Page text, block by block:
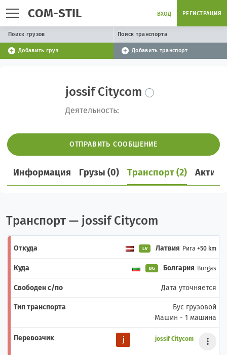
COM-STIL ВХОД РЕГИСТРАЦИЯ
Поиск грузов Поиск транспорта
Добавить груз Добавить транспорт
jossif Citycom
Деятельность:
ОТПРАВИТЬ СООБЩЕНИЕ
Информация Грузы (0) Транспорт (2)
Транспорт — jossif Citycom
LV Латвия Рига +50 km
BG Болгария Burgas
Дата уточняется
Бус грузовой
Машин - 1 машина
jossif Citycom